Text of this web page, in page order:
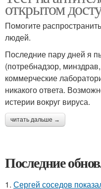
открытом
Помогите
людей.
Последние пару дней я
(потребнадзор,
коммерческие
никакого ответа.
истерии вокруг вируса.
читать дальше →
Последние
1. Сергей соседов